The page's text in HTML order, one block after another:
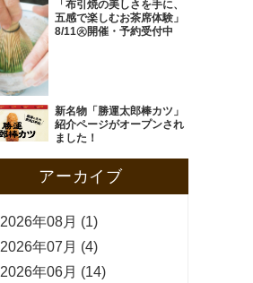
「布引焼の美しさを手に、
五感で楽しむお茶席体験」
8/11㊋開催・予約受付中
新名物「勝運太郎棒カツ」
紹介ページがオープンされ
ました！
アーカイブ
2026年08月 (1)
2026年07月 (4)
2026年06月 (14)